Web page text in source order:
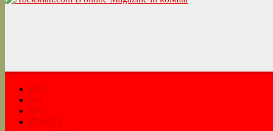
in
kolkata
abekshan.com
রাজ্য
দেশ
বিশ্ব
জীবনযাত্রা